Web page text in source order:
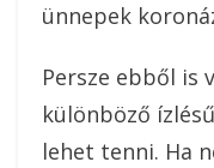
ünnepek
Persze ebből is
különböző
lehet tenni. Ha